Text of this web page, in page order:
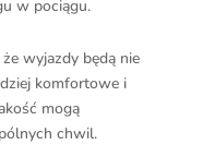
w pociągu.
wyjazdy będą nie
komfortowe i
mogą
chwil.